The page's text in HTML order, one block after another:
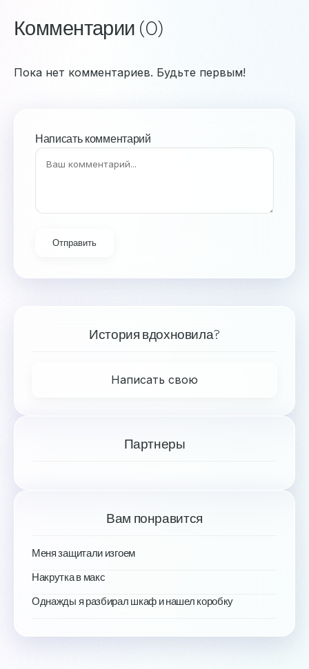
Комментарии (0)
Пока нет комментариев. Будьте первым!
Написать комментарий
Отправить
История вдохновила?
Написать свою
Партнеры
Вам понравится
Меня защитали изгоем
Накрутка в макс
Однажды я разбирал шкаф и нашел коробку